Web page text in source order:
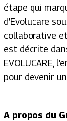
étape qui
d’Evolucare
collaborative
est décrite
EVOLUCARE,
pour devenir
A propos du